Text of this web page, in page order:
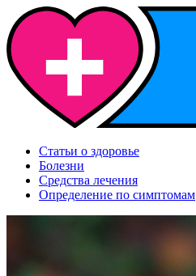
Статьи о здоровье
Болезни
Средства лечения
Определение по симптомам